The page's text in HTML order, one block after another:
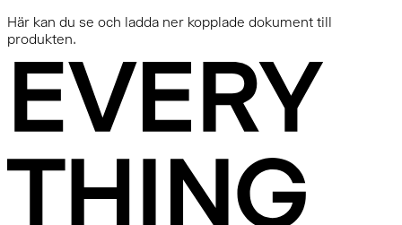
Här kan du se och ladda ner kopplade dokument till
produkten.